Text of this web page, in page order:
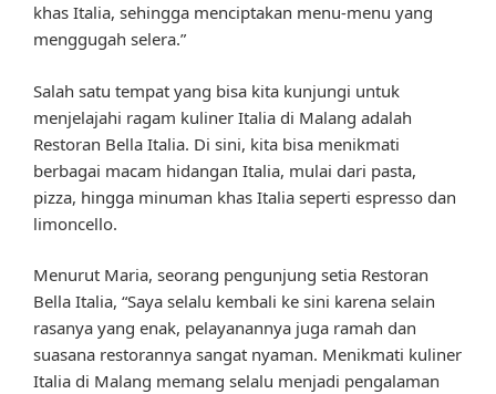
khas Italia, sehingga menciptakan menu-menu yang
menggugah selera.”
Salah satu tempat yang bisa kita kunjungi untuk
menjelajahi ragam kuliner Italia di Malang adalah
Restoran Bella Italia. Di sini, kita bisa menikmati
berbagai macam hidangan Italia, mulai dari pasta,
pizza, hingga minuman khas Italia seperti espresso dan
limoncello.
Menurut Maria, seorang pengunjung setia Restoran
Bella Italia, “Saya selalu kembali ke sini karena selain
rasanya yang enak, pelayanannya juga ramah dan
suasana restorannya sangat nyaman. Menikmati kuliner
Italia di Malang memang selalu menjadi pengalaman